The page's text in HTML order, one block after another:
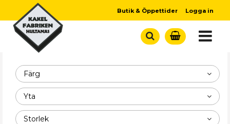
Butik & Öppettider Logga in
Färg
Yta
Storlek